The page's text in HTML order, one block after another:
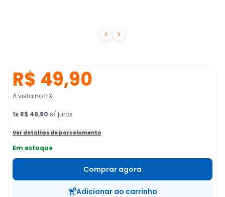
 
R$ 49,90
À vista no PIX
1x R$ 49,90 s/ juros
Ver detalhes de parcelamento
Em estoque
Comprar agora
Adicionar ao carrinho